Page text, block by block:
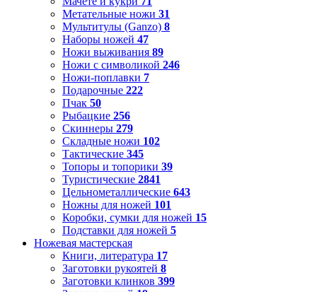
Метательные ножи 31
Мультитулы (Ganzo) 8
Наборы ножей 47
Ножи выживания 89
Ножи с символикой 246
Ножи-поплавки 7
Подарочные 222
Пчак 50
Рыбацкие 256
Скиннеры 279
Складные ножи 102
Тактические 345
Топоры и топорики 39
Туристические 2841
Цельнометаллические 643
Ножны для ножей 101
Коробки, сумки для ножей 15
Подставки для ножей 5
Ножевая мастерская
Книги, литература 17
Заготовки рукоятей 8
Заготовки клинков 399